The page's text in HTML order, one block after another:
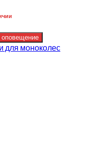
оповещение
для моноколес